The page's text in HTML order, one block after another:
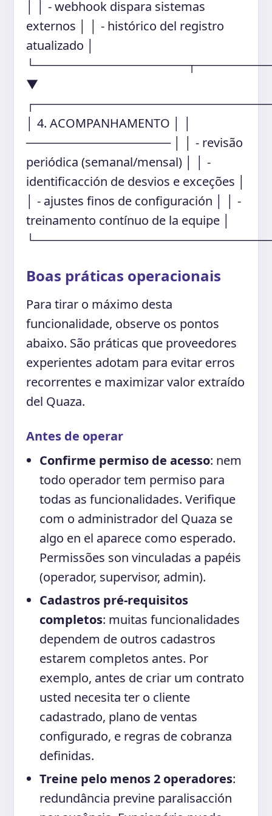
│ │ - webhook dispara sistemas
externos │ │ - histórico del registro
atualizado │
▼
│ 4. ACOMPANHAMENTO │ │
───────────────── │ │ - revisão
periódica (semanal/mensal) │ │ -
identificacción de desvios e exceções │
│ - ajustes finos de configuración │ │ -
treinamento contínuo de la equipe │
Boas práticas operacionais
Para tirar o máximo desta
funcionalidade, observe os pontos
abaixo. São práticas que proveedores
experientes adotam para evitar erros
recorrentes e maximizar valor extraído
del Quaza.
Antes de operar
Confirme permiso de acesso: nem
todo operador tem permiso para
todas as funcionalidades. Verifique
com o administrador del Quaza se
algo en el aparece como esperado.
Permissões son vinculadas a papéis
(operador, supervisor, admin).
Cadastros pré-requisitos
completos: muitas funcionalidades
dependem de outros cadastros
estarem completos antes. Por
exemplo, antes de criar um contrato
usted necesita ter o cliente
cadastrado, plano de ventas
configurado, e regras de cobranza
definidas.
Treine pelo menos 2 operadores:
redundância previne paralisacción